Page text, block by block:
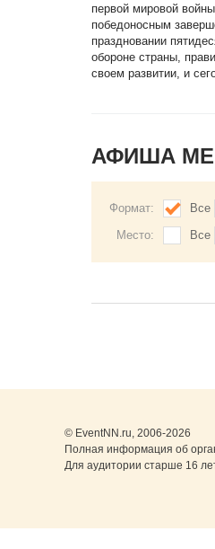
первой мировой
победоносным
праздновании
обороне страны,
своем развитии, и
АФИША
Формат: Все
Место:
Все
© EventNN.ru, 2006-2026
Полная информация об
Для аудитории старше 16